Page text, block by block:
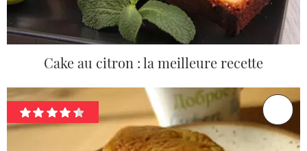
Cake au citron : la meilleure recette